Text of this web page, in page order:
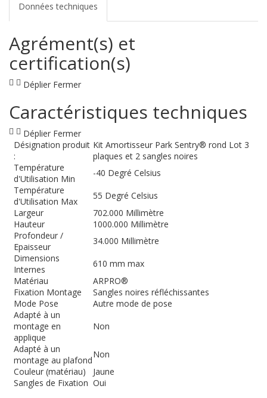
Données techniques
Agrément(s) et
certification(s)
Déplier Fermer
Caractéristiques techniques
Déplier Fermer
Désignation produit
:
Kit Amortisseur Park Sentry® rond Lot 3
plaques et 2 sangles noires
Température
d'Utilisation Min
-40 Degré Celsius
Température
d'Utilisation Max
55 Degré Celsius
Largeur
702.000 Millimètre
Hauteur
1000.000 Millimètre
Profondeur /
Epaisseur
34.000 Millimètre
Dimensions
Internes
610 mm max
Matériau
ARPRO®
Fixation Montage
Sangles noires réfléchissantes
Mode Pose
Autre mode de pose
Adapté à un
montage en
applique
Non
Adapté à un
montage au plafond
Non
Couleur (matériau)
Jaune
Sangles de Fixation Oui